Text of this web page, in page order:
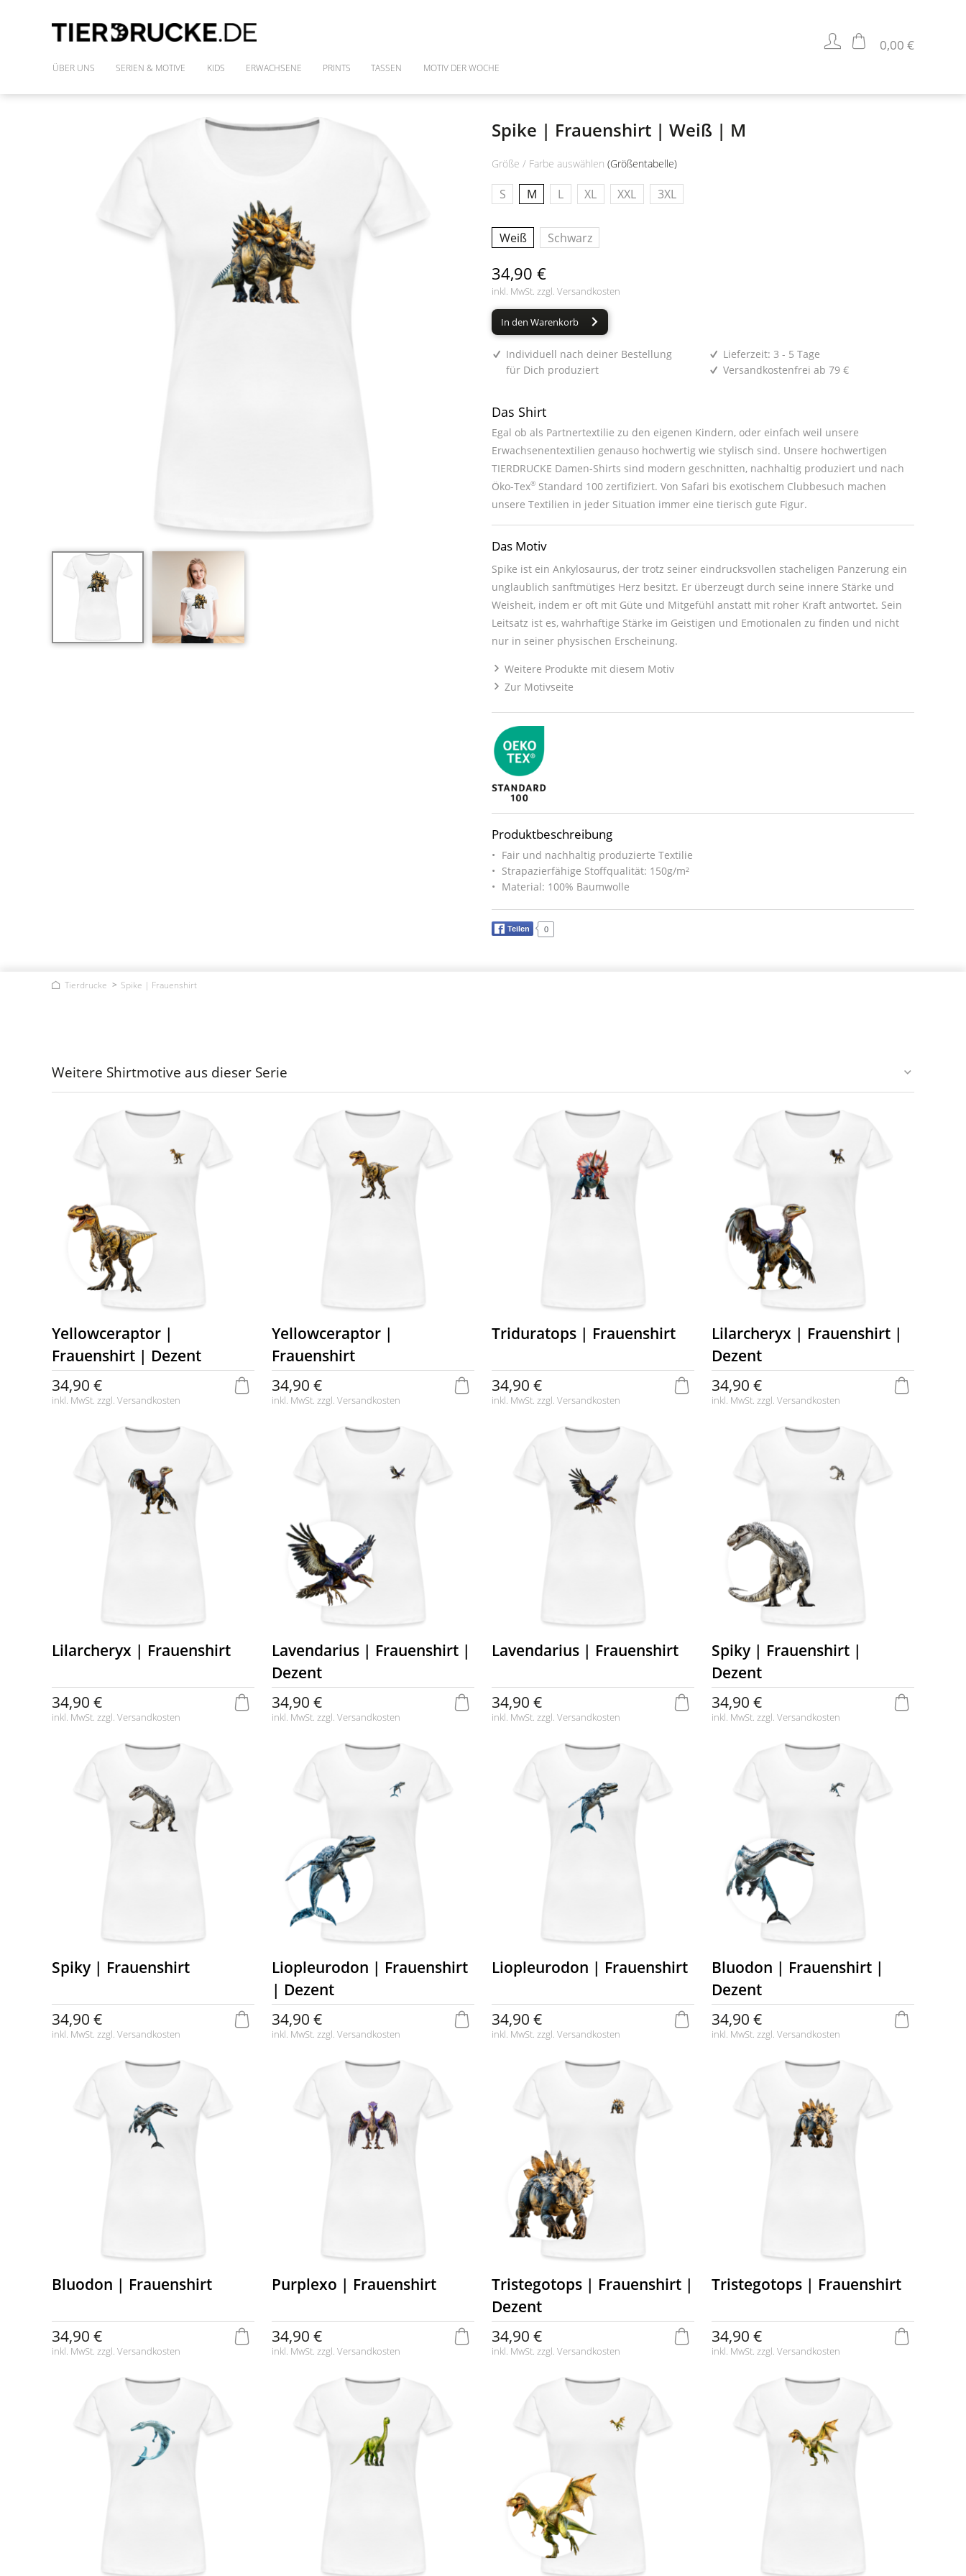
ÜBER UNS SERIEN & MOTIVE
IM WILDEN WALD
DIE FREUNDE DES PHARAO
IM LAND DER DINOSAURIER
ALLE MOTIVE
KIDS ERWACHSENE
SHIRTS
FRAUENSHIRTS
PRINTS TASSEN MOTIV DER WOCHE
0,00 €
Spike | Frauenshirt | Weiß | M
Größe / Farbe auswählen (Größentabelle)
S M L XL XXL 3XL
Weiß Schwarz
34,90 €
inkl. MwSt. zzgl. Versandkosten
In den Warenkorb
Individuell nach deiner Bestellung
für Dich produziert
Lieferzeit: 3 - 5 Tage
Versandkostenfrei ab 79 €
Das Shirt
Egal ob als Partnertextilie zu den eigenen Kindern, oder einfach weil unsere
Erwachsenentextilien genauso hochwertig wie stylisch sind. Unsere hochwertigen
TIERDRUCKE Damen-Shirts sind modern geschnitten, nachhaltig produziert und nach
Öko-Tex® Standard 100 zertifiziert. Von Safari bis exotischem Clubbesuch machen
unsere Textilien in jeder Situation immer eine tierisch gute Figur.
Das Motiv
Spike ist ein Ankylosaurus, der trotz seiner eindrucksvollen stacheligen Panzerung ein
unglaublich sanftmütiges Herz besitzt. Er überzeugt durch seine innere Stärke und
Weisheit, indem er oft mit Güte und Mitgefühl anstatt mit roher Kraft antwortet. Sein
Leitsatz ist es, wahrhaftige Stärke im Geistigen und Emotionalen zu finden und nicht
nur in seiner physischen Erscheinung.
Weitere Produkte mit diesem Motiv
Zur Motivseite
Produktbeschreibung
Fair und nachhaltig produzierte Textilie
Strapazierfähige Stoffqualität: 150g/m²
Material: 100% Baumwolle
Teilen 0
Tierdrucke Spike | Frauenshirt
Weitere Shirtmotive aus dieser Serie
Yellowceraptor |
Frauenshirt | Dezent
34,90 €
inkl. MwSt. zzgl. Versandkosten
Yellowceraptor |
Frauenshirt
34,90 €
inkl. MwSt. zzgl. Versandkosten
Triduratops | Frauenshirt
34,90 €
inkl. MwSt. zzgl. Versandkosten
Lilarcheryx | Frauenshirt |
Dezent
34,90 €
inkl. MwSt. zzgl. Versandkosten
Lilarcheryx | Frauenshirt
34,90 €
inkl. MwSt. zzgl. Versandkosten
Lavendarius | Frauenshirt |
Dezent
34,90 €
inkl. MwSt. zzgl. Versandkosten
Lavendarius | Frauenshirt
34,90 €
inkl. MwSt. zzgl. Versandkosten
Spiky | Frauenshirt |
Dezent
34,90 €
inkl. MwSt. zzgl. Versandkosten
Spiky | Frauenshirt
34,90 €
inkl. MwSt. zzgl. Versandkosten
Liopleurodon | Frauenshirt
| Dezent
34,90 €
inkl. MwSt. zzgl. Versandkosten
Liopleurodon | Frauenshirt
34,90 €
inkl. MwSt. zzgl. Versandkosten
Bluodon | Frauenshirt |
Dezent
34,90 €
inkl. MwSt. zzgl. Versandkosten
Bluodon | Frauenshirt
34,90 €
inkl. MwSt. zzgl. Versandkosten
Purplexo | Frauenshirt
34,90 €
inkl. MwSt. zzgl. Versandkosten
Tristegotops | Frauenshirt |
Dezent
34,90 €
inkl. MwSt. zzgl. Versandkosten
Tristegotops | Frauenshirt
34,90 €
inkl. MwSt. zzgl. Versandkosten